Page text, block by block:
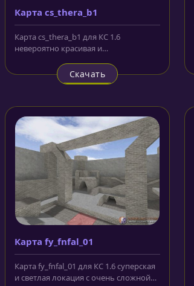
Карта cs_thera_b1
Карта cs_thera_b1 для КС 1.6
невероятно красивая и
которая переносит...
Скачать
Карта fy_fnfal_01
Карта fy_fnfal_01 для КС 1.6 суперская
и светлая локация с очень сложной